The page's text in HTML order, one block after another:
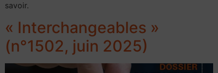
savoir.
« Interchangeables »
(n°1502, juin 2025)